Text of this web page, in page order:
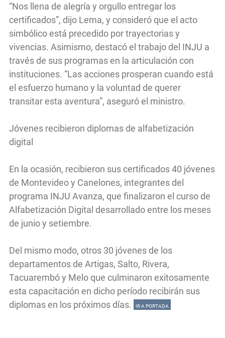
“Nos llena de alegría y orgullo entregar los
certificados”, dijo Lema, y consideró que el acto
simbólico está precedido por trayectorias y
vivencias. Asimismo, destacó el trabajo del INJU a
través de sus programas en la articulación con
instituciones. “Las acciones prosperan cuando está
el esfuerzo humano y la voluntad de querer
transitar esta aventura”, aseguró el ministro.
Jóvenes recibieron diplomas de alfabetización
digital
En la ocasión, recibieron sus certificados 40 jóvenes
de Montevideo y Canelones, integrantes del
programa INJU Avanza, que finalizaron el curso de
Alfabetización Digital desarrollado entre los meses
de junio y setiembre.
Del mismo modo, otros 30 jóvenes de los
departamentos de Artigas, Salto, Rivera,
Tacuarembó y Melo que culminaron exitosamente
esta capacitación en dicho período recibirán sus
diplomas en los próximos días.
IR A PORTADA